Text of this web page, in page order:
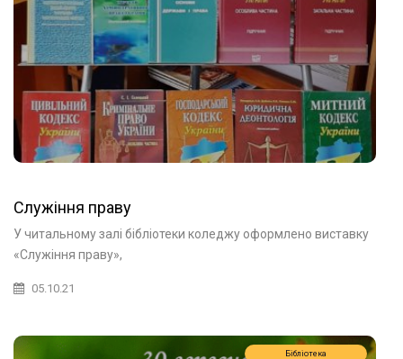
Cлужіння праву
У читальному залі бібліотеки коледжу оформлено виставку
«Служіння праву»,
05.10.21
Бібліотека